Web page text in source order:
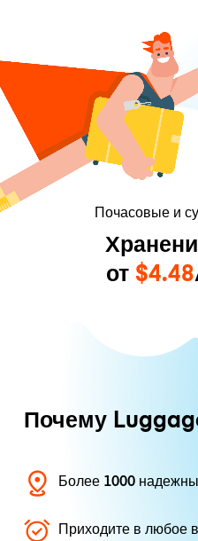
Почасовые и
от $4.48
Почему
Более 1000
Приходите в любое